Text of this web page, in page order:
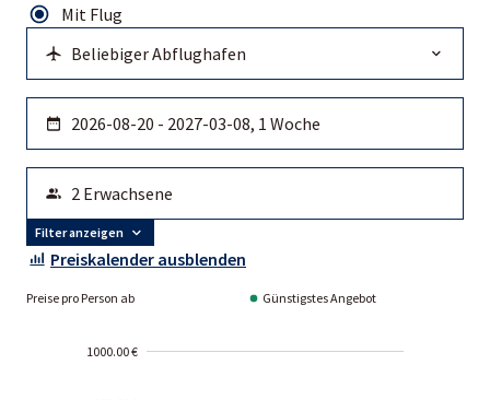
Mit Flug
Filter anzeigen
Preiskalender ausblenden
Preise pro Person ab Günstigstes Angebot
1000.00 €